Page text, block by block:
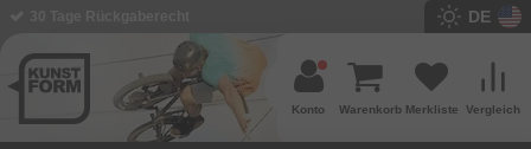
DE
Vergleich
Merkliste
Warenkorb
Konto